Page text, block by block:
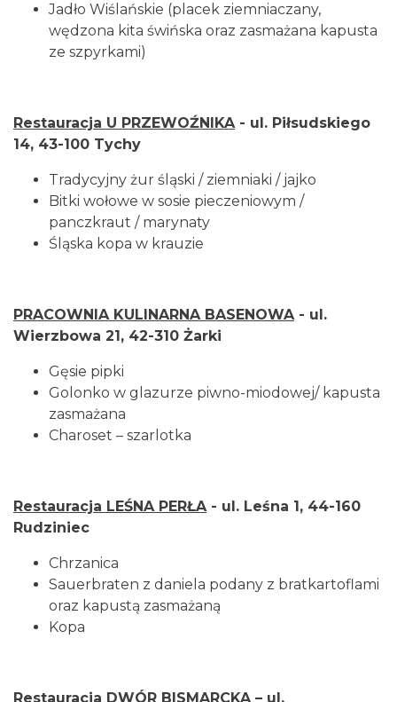
Jadło Wiślańskie (placek ziemniaczany,
wędzona kita świńska oraz zasmażana kapusta
ze szpyrkami)
Restauracja U PRZEWOŹNIKA- ul. Piłsudskiego
14, 43-100 Tychy
Tradycyjny żur śląski / ziemniaki / jajko
Bitki wołowe w sosie pieczeniowym /
panczkraut / marynaty
Śląska kopa w krauzie
PRACOWNIA KULINARNA BASENOWA- ul.
Wierzbowa 21, 42-310 Żarki
Gęsie pipki
Golonko w glazurze piwno-miodowej/ kapusta
zasmażana
Charoset – szarlotka
Restauracja LEŚNA PERŁA- ul. Leśna 1, 44-160
Rudziniec
Chrzanica
Sauerbraten z daniela podany z bratkartoflami
oraz kapustą zasmażaną
Kopa
Restauracja DWÓR BISMARCKA – ul.